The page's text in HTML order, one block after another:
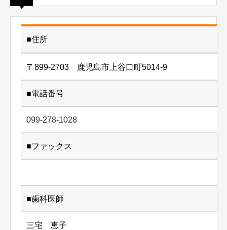
■住所
〒899-2703 鹿児島市上谷口町5014-9
■電話番号
099-278-1028
■ファックス
■歯科医師
三宅 恵子